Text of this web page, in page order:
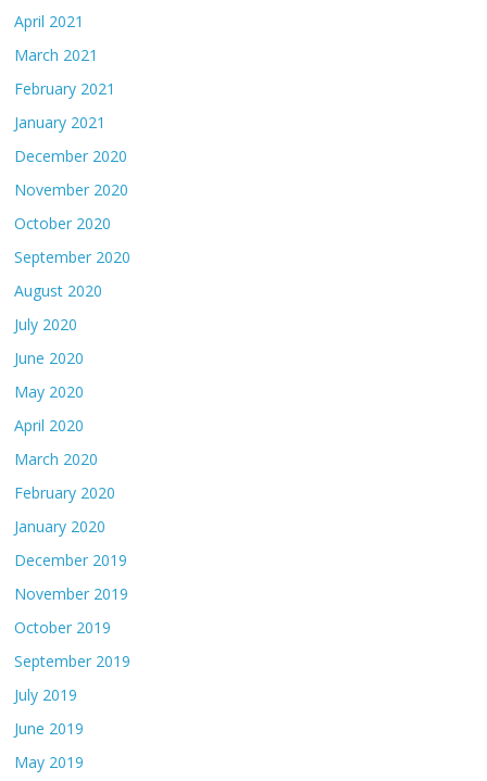
April 2021
March 2021
February 2021
January 2021
December 2020
November 2020
October 2020
September 2020
August 2020
July 2020
June 2020
May 2020
April 2020
March 2020
February 2020
January 2020
December 2019
November 2019
October 2019
September 2019
July 2019
June 2019
May 2019